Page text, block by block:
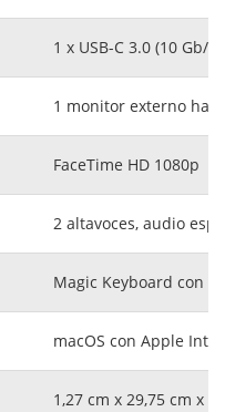
1 x USB-C 3.0 (10 Gb/
1 monitor externo
FaceTime HD 1080p
2 altavoces, audio
Magic Keyboard con
macOS con Apple
1,27 cm x 29,75 cm x